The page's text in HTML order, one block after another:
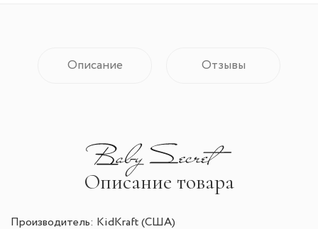
Описание Отзывы
Описание товара
Производитель: KidKraft (США)